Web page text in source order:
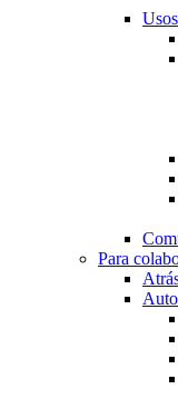
Para